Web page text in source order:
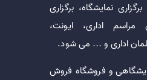
نمایشگاه، برگزاری
مراسم اداری، ایونت،
اداری و … می شود.
و فروشگاه فروش